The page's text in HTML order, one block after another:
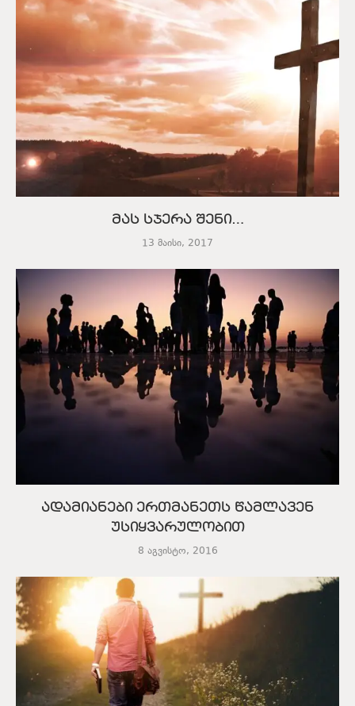
მას სჯერა შენი…
13 მაისი, 2017
ადამიანები ერთმანეთს წამლავენ
უსიყვარულობით
8 აგვისტო, 2016